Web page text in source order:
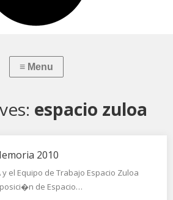
espacio zuloa
2010
el Equipo de Trabajo Espacio Zuloa
de Espacio…